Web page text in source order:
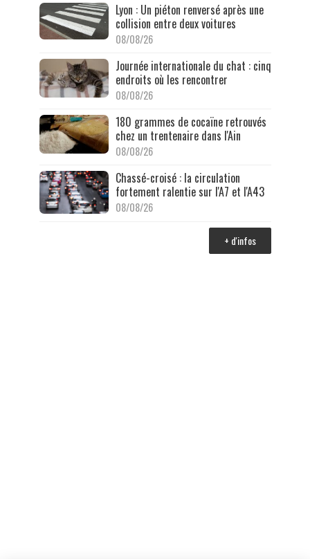
Lyon : Un piéton renversé après une
collision entre deux voitures
08/08/26
Journée internationale du chat : cinq
endroits où les rencontrer
08/08/26
180 grammes de cocaïne retrouvés
chez un trentenaire dans l'Ain
08/08/26
Chassé-croisé : la circulation
fortement ralentie sur l'A7 et l'A43
08/08/26
+ d'infos